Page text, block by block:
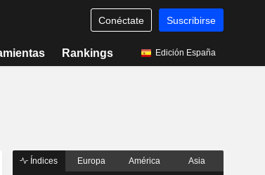
Conéctate Suscribirse
Rankings Edición España
Índices Europa América Asia